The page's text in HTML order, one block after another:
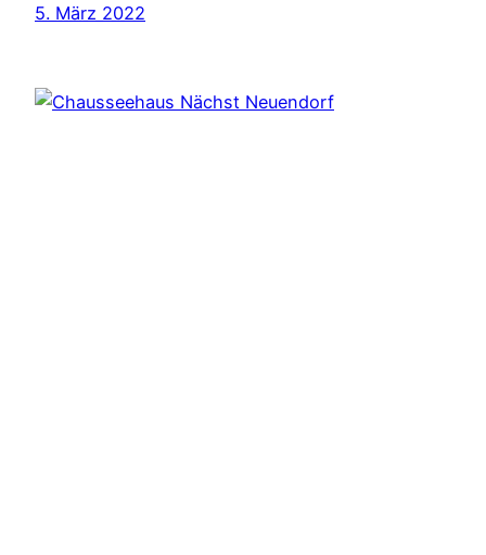
5. März 2022